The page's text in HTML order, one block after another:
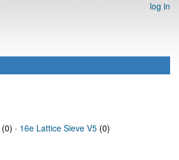
log in
(0) · 16e Lattice Sieve V5 (0)